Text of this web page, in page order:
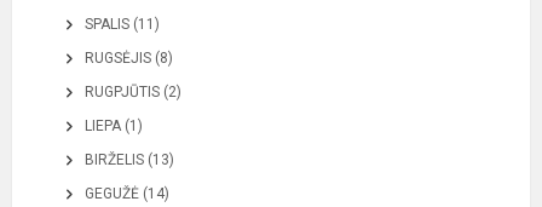
SPALIS (11)
RUGSĖJIS (8)
RUGPJŪTIS (2)
LIEPA (1)
BIRŽELIS (13)
GEGUŽĖ (14)